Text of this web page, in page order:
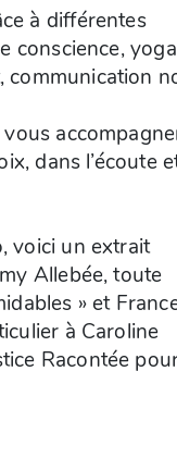
à différentes
conscience,
communication
vous
dans l’écoute
voici un extrait
Allebée, toute
» et
à Caroline
Racontée